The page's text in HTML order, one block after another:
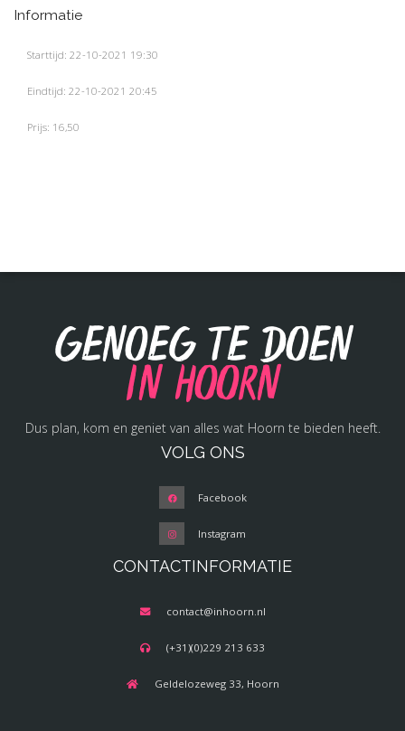
Informatie
Starttijd: 22-10-2021 19:30
Eindtijd: 22-10-2021 20:45
Prijs: 16,50
Genoeg te doen
in Hoorn
Dus plan, kom en geniet van alles wat Hoorn te bieden heeft.
VOLG ONS
Facebook
Instagram
CONTACTINFORMATIE
contact@inhoorn.nl
(+31)(0)229 213 633
Geldelozeweg 33, Hoorn